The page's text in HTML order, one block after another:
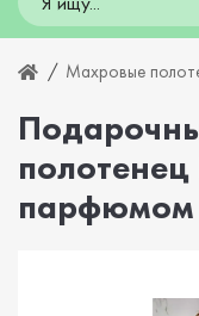
Махровые
полотенец
парфюмом